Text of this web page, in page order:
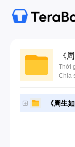
Thời
Chia